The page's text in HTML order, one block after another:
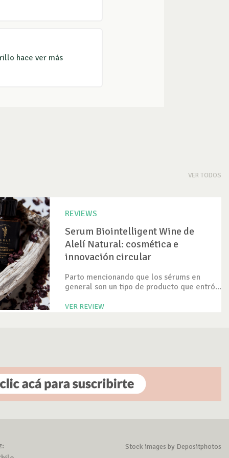
hace ver más
VER TODOS
REVIEWS
Serum Biointelligent Wine de
Alelí Natural: cosmética e
innovación circular
Parto mencionando que los sérums en
general son un tipo de producto que entró...
VER REVIEW
Stock images by Depositphotos